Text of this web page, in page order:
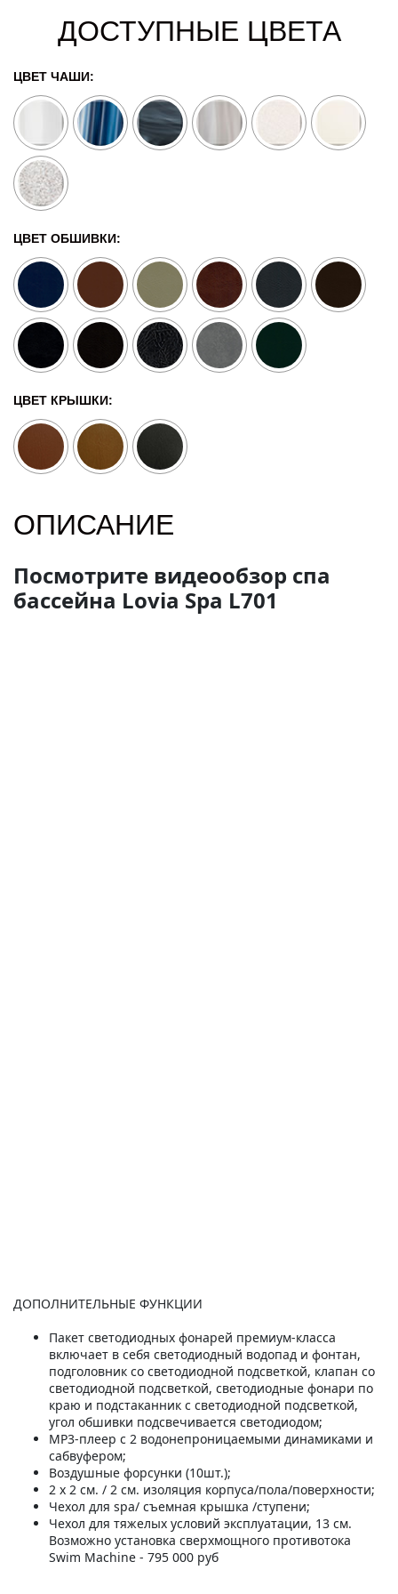
ДОСТУПНЫЕ ЦВЕТА
ЦВЕТ ЧАШИ:
ЦВЕТ ОБШИВКИ:
ЦВЕТ КРЫШКИ:
ОПИСАНИЕ
Посмотрите видеообзор спа
бассейна Lovia Spa L701
ДОПОЛНИТЕЛЬНЫЕ ФУНКЦИИ
Пакет светодиодных фонарей премиум-класса
включает в себя светодиодный водопад и фонтан,
подголовник со светодиодной подсветкой, клапан со
светодиодной подсветкой, светодиодные фонари по
краю и подстаканник с светодиодной подсветкой,
угол обшивки подсвечивается светодиодом;
MP3-плеер с 2 водонепроницаемыми динамиками и
сабвуфером;
Воздушные форсунки (10шт.);
2 х 2 см. / 2 см. изоляция корпуса/пола/поверхности;
Чехол для spa/ съемная крышка /ступени;
Чехол для тяжелых условий эксплуатации, 13 см.
Возможно установка сверхмощного противотока
Swim Machine - 795 000 руб